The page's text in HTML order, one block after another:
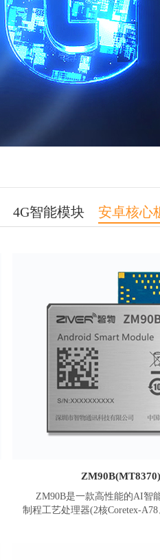
4G智能模块 安卓核心
ZM90B是一款高性能的AI智能
制程工艺处理器(2核Coretex-